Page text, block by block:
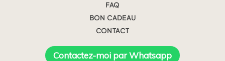
FAQ
BON CADEAU
CONTACT
Contactez-moi par Whatsapp